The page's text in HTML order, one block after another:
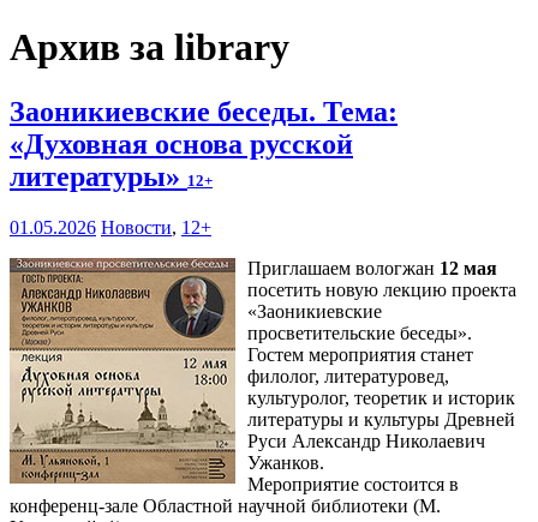
Архив за library
Заоникиевские беседы. Тема:
«Духовная основа русской
литературы» 12+
01.05.2026 Новости, 12+
Приглашаем вологжан 12 мая
посетить новую лекцию проекта
«Заоникиевские
просветительские беседы».
Гостем мероприятия станет
филолог, литературовед,
культуролог, теоретик и историк
литературы и культуры Древней
Руси Александр Николаевич
Ужанков.
Мероприятие состоится в
конференц-зале Областной научной библиотеки (М.